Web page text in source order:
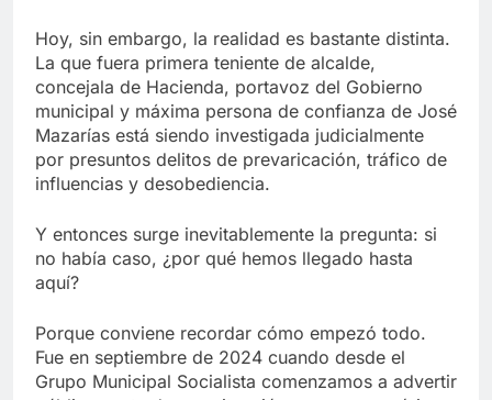
Hoy, sin embargo, la realidad es bastante distinta.
La que fuera primera teniente de alcalde,
concejala de Hacienda, portavoz del Gobierno
municipal y máxima persona de confianza de José
Mazarías está siendo investigada judicialmente
por presuntos delitos de prevaricación, tráfico de
influencias y desobediencia.
Y entonces surge inevitablemente la pregunta: si
no había caso, ¿por qué hemos llegado hasta
aquí?
Porque conviene recordar cómo empezó todo.
Fue en septiembre de 2024 cuando desde el
Grupo Municipal Socialista comenzamos a advertir